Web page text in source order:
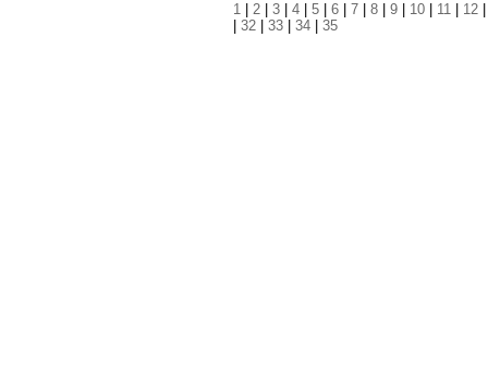
1 2 3 4 5 6 7 8 9 10 11 12
32 33 34 35